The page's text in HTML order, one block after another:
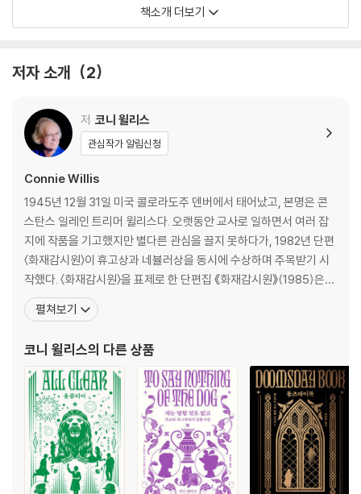
한 SF 그랜드마스터이자 지존으로 자리 잡은 코니 윌리스의 대표작이자,
단편 〈화재감시원〉의 세계관을 이은 옥스퍼드 시간 여행 연작의 세 번째 장
2018년 《블랙아웃》이라는 제목으로 두 권으로 나눠 냈던 책의 8년 만의
기적의 여정이 이어진다. 코니 윌리스가 미국 최고의 작가 중 한 명임을 또
증명했다.
★★★★★ 2011년 휴고상 수상
★★★★★ 2011년 네뷸러상 수상
★★★★★ 2011년 로커스상 수상
★★★★☆ 2011년 캠벨상 노미네이트
★★★★☆ 2013년 프랑스 이마지나르상 노미네이트
책소개 더보기
저자 소개 2
저 코니 윌리스
관심작가 알림신청
Connie Willis
1945년 12월 31일 미국 콜로라도주 덴버에서 태어났고, 본명은 콘
스탄스 일레인 트리머 윌리스다. 오랫동안 교사로 일하면서 여러 잡
지에 작품을 기고했지만 별다른 관심을 끌지 못하다가, 1982년 단편
〈화재감시원〉이 휴고상과 네뷸러상을 동시에 수상하며 주목받기 시
작했다. 〈화재감시원〉을 표제로 한 단편집 《화재감시원》(1985)은
그해 〈뉴욕 타임스〉 주목할 만한 책으로 선정되었다. 첫 번째 장편 소
설 《링컨의 꿈》(1987)으로 존 캠벨상을 받았고, 1992년에 발표한
1998년에 발표한 《개는 말할 것
펼쳐보기
코니 윌리스의 다른 상품